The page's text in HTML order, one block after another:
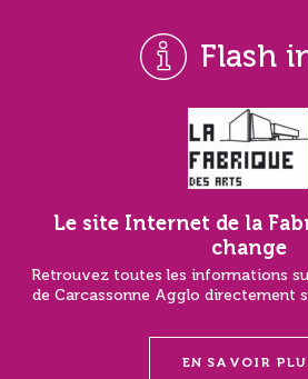
Flash
Le site Internet de la
change
Retrouvez toutes les informations
de Carcassonne Agglo directement
EN SAVOIR